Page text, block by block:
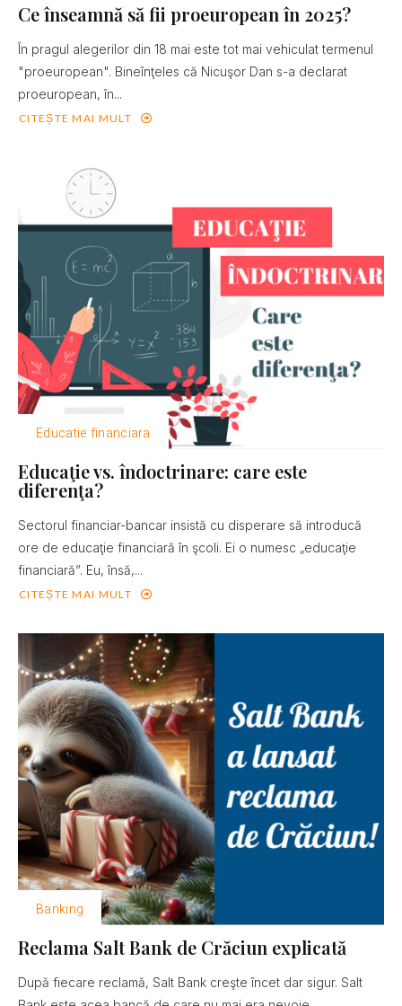
Ce înseamnă să fii proeuropean în 2025?
În pragul alegerilor din 18 mai este tot mai vehiculat termenul
"proeuropean". Bineînţeles că Nicuşor Dan s-a declarat
proeuropean, în...
CITEȘTE MAI MULT
Educatie financiara
Educaţie vs. îndoctrinare: care este
diferenţa?
Sectorul financiar-bancar insistă cu disperare să introducă
ore de educaţie financiară în şcoli. Ei o numesc „educaţie
financiară”. Eu, însă,...
CITEȘTE MAI MULT
Banking
Reclama Salt Bank de Crăciun explicată
După fiecare reclamă, Salt Bank creşte încet dar sigur. Salt